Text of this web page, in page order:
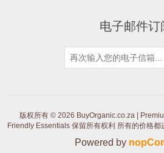
电子邮件订
版权所有 © 2026 BuyOrganic.co.za |
Friendly Essentials 保留所有权利 所有的价格都
Powered by